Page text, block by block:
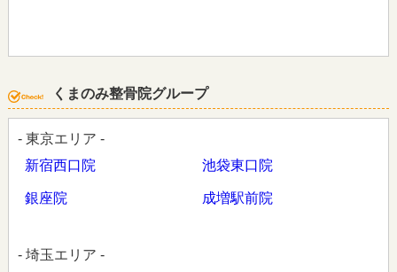
くまのみ整骨院グループ
- 東京エリア -
新宿西口院
池袋東口院
銀座院 成増駅前院
- 埼玉エリア -